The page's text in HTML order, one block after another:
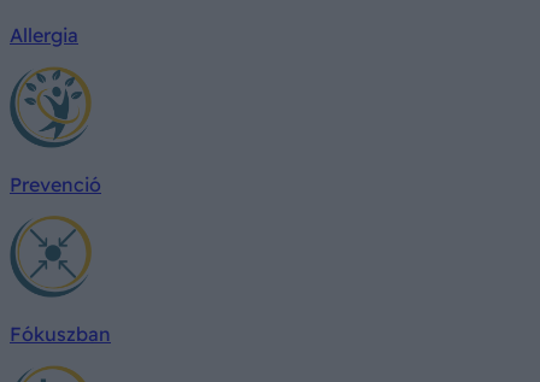
Allergia
Prevenció
Fókuszban